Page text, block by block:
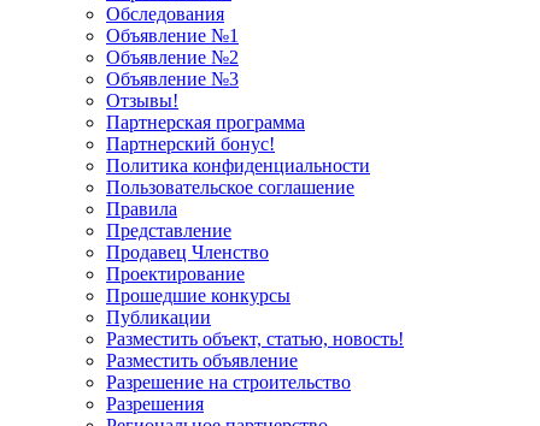
Обследования
Объявление №1
Объявление №2
Объявление №3
Отзывы!
Партнерская программа
Партнерский бонус!
Политика конфиденциальности
Пользовательское соглашение
Правила
Представление
Продавец Членство
Проектирование
Прошедшие конкурсы
Публикации
Разместить объект, статью, новость!
Разместить объявление
Разрешение на строительство
Разрешения